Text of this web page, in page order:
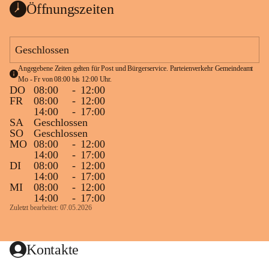
Öffnungszeiten
Geschlossen
Angegebene Zeiten gelten für Post und Bürgerservice. Parteienverkehr Gemeindeamt
Mo - Fr von 08:00 bis 12:00 Uhr.
DO 08:00 - 12:00
FR
08:00 - 12:00
14:00
- 17:00
SA
Geschlossen
SO
Geschlossen
MO 08:00 - 12:00
14:00
- 17:00
DI
08:00 - 12:00
14:00
- 17:00
MI
08:00 - 12:00
14:00
- 17:00
Zuletzt bearbeitet: 07.05.2026
Kontakte